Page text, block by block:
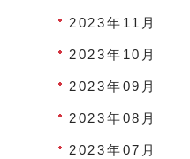
2023年11月
2023年10月
2023年09月
2023年08月
2023年07月